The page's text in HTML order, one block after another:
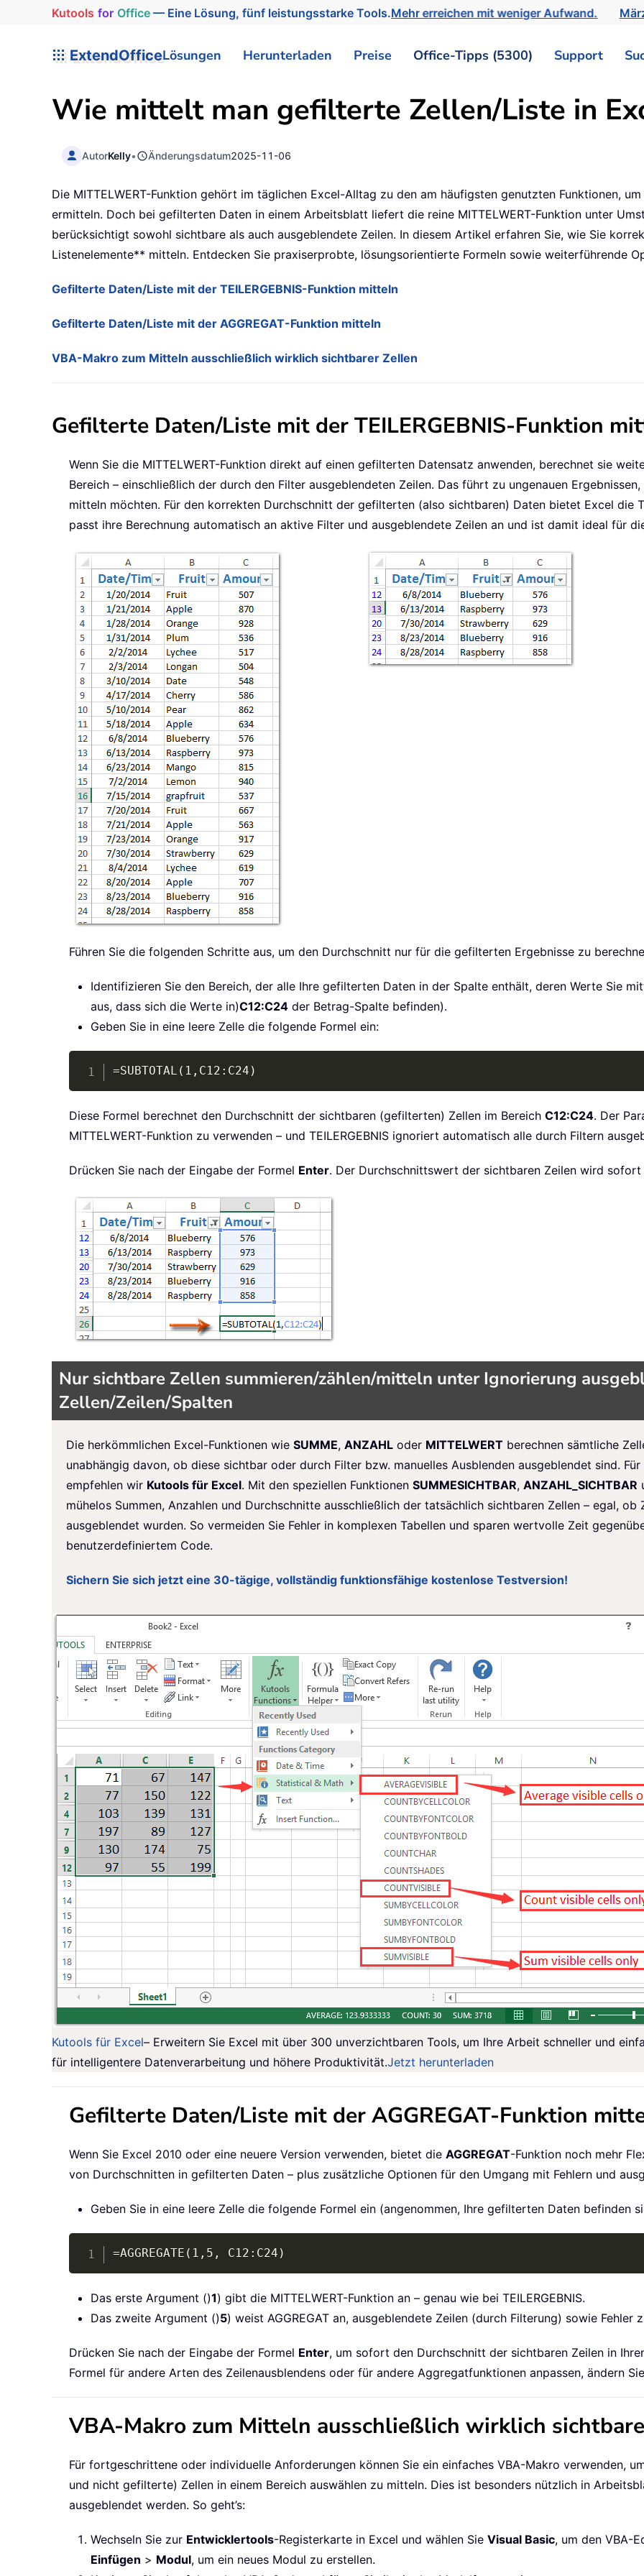
Kutools for Office— Eine Lösung, fünf leistungsstarke Tools.Mehr erreichen mit weniger Aufwand.
ExtendOfficeLösungen Herunterladen Preise Office-Tipps (5300) Support
Wie mittelt man gefilterte Zellen/Liste in
AutorKelly• Änderungsdatum2025-11-06
Die MITTELWERT-Funktion gehört im täglichen Excel-Alltag zu den am häufigsten genutzten Funktionen,
ermitteln. Doch bei gefilterten Daten in einem Arbeitsblatt liefert die reine MITTELWERT-Funktion unter
berücksichtigt sowohl sichtbare als auch ausgeblendete Zeilen. In diesem Artikel erfahren Sie, wie Sie
Listenelemente** mitteln. Entdecken Sie praxiserprobte, lösungsorientierte Formeln sowie weiterführende
Gefilterte Daten/Liste mit der TEILERGEBNIS-Funktion mitteln
Gefilterte Daten/Liste mit der AGGREGAT-Funktion mitteln
VBA-Makro zum Mitteln ausschließlich wirklich sichtbarer Zellen
Gefilterte Daten/Liste mit der TEILERGEBNIS-Funktion
Wenn Sie die MITTELWERT-Funktion direkt auf einen gefilterten Datensatz anwenden, berechnet sie
Bereich – einschließlich der durch den Filter ausgeblendeten Zeilen. Das führt zu ungenauen
mitteln möchten. Für den korrekten Durchschnitt der gefilterten (also sichtbaren) Daten bietet Excel die
passt ihre Berechnung automatisch an aktive Filter und ausgeblendete Zeilen an und ist damit ideal für
Führen Sie die folgenden Schritte aus, um den Durchschnitt nur für die gefilterten Ergebnisse zu
Identifizieren Sie den Bereich, der alle Ihre gefilterten Daten in der Spalte enthält, deren Werte Sie
aus, dass sich die Werte in)C12:C24 der Betrag-Spalte befinden).
Geben Sie in eine leere Zelle die folgende Formel ein:
=SUBTOTAL(1,C12:C24)
Diese Formel berechnet den Durchschnitt der sichtbaren (gefilterten) Zellen im Bereich C12:C24. Der
MITTELWERT-Funktion zu verwenden – und TEILERGEBNIS ignoriert automatisch alle durch Filtern
Drücken Sie nach der Eingabe der Formel Enter. Der Durchschnittswert der sichtbaren Zeilen wird
Nur sichtbare Zellen summieren/zählen/mitteln unter Ignorierung
Zellen/Zeilen/Spalten
Die herkömmlichen Excel-Funktionen wie SUMME, ANZAHL oder MITTELWERT berechnen sämtliche
unabhängig davon, ob diese sichtbar oder durch Filter bzw. manuelles Ausblenden ausgeblendet sind.
empfehlen wir Kutools für Excel. Mit den speziellen Funktionen SUMMESICHTBAR, ANZAHL_SICHTBAR
mühelos Summen, Anzahlen und Durchschnitte ausschließlich der tatsächlich sichtbaren Zellen – egal,
ausgeblendet wurden. So vermeiden Sie Fehler in komplexen Tabellen und sparen wertvolle Zeit
benutzerdefiniertem Code.
Sichern Sie sich jetzt eine 30-tägige, vollständig funktionsfähige kostenlose Testversion!
Kutools für Excel– Erweitern Sie Excel mit über 300 unverzichtbaren Tools, um Ihre Arbeit schneller und
für intelligentere Datenverarbeitung und höhere Produktivität.Jetzt herunterladen
Gefilterte Daten/Liste mit der AGGREGAT-Funktion
Wenn Sie Excel 2010 oder eine neuere Version verwenden, bietet die AGGREGAT-Funktion noch mehr
von Durchschnitten in gefilterten Daten – plus zusätzliche Optionen für den Umgang mit Fehlern und
Geben Sie in eine leere Zelle die folgende Formel ein (angenommen, Ihre gefilterten Daten befinden
=AGGREGATE(1,5, C12:C24)
Das erste Argument ()1) gibt die MITTELWERT-Funktion an – genau wie bei TEILERGEBNIS.
Das zweite Argument ()5) weist AGGREGAT an, ausgeblendete Zeilen (durch Filterung) sowie Fehler
Drücken Sie nach der Eingabe der Formel Enter, um sofort den Durchschnitt der sichtbaren Zeilen in
Formel für andere Arten des Zeilenausblendens oder für andere Aggregatfunktionen anpassen, ändern
VBA-Makro zum Mitteln ausschließlich wirklich
Für fortgeschrittene oder individuelle Anforderungen können Sie ein einfaches VBA-Makro verwenden,
und nicht gefilterte) Zellen in einem Bereich auswählen zu mitteln. Dies ist besonders nützlich in
ausgeblendet werden. So geht’s:
Wechseln Sie zur Entwicklertools-Registerkarte in Excel und wählen Sie Visual Basic, um den VBA-
Einfügen > Modul, um ein neues Modul zu erstellen.